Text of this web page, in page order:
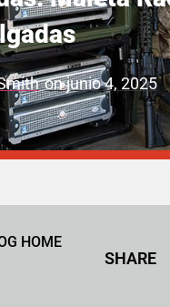
onjunio 4, 2025
HOME
SHARE